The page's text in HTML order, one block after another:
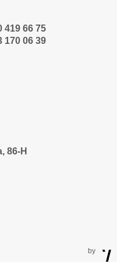
4 роки
419 66 75
170 06 39
86-Н
by